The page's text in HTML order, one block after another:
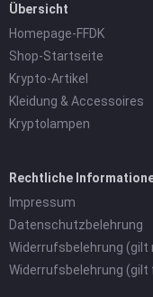
Übersicht
Homepage-FFDK
Shop-Startseite
Krypto-Artikel
Kleidung & Accessoires
Kryptolampen
Rechtliche
Impressum
Datenschutzbelehrung
Widerrufsbelehrung
Widerrufsbelehrung